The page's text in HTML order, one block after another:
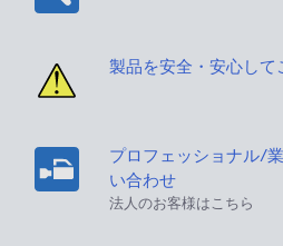
製品を安全・安心して
プロフェッショナル/
い合わせ
法人のお客様はこちら